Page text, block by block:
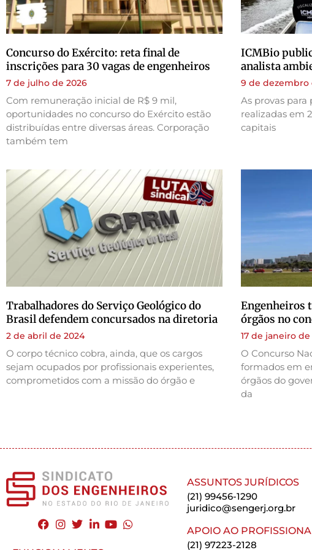
Concurso do Exército: reta final de
inscrições para 30 vagas de engenheiros
7 de julho de 2026
Com remuneração inicial de R$ 9 mil,
oportunidades no concurso do Exército estão
distribuídas entre diversas áreas. Corporação
também tem
ICMBio
analista
9 de dezembro
As provas para
realizadas em
capitais
Trabalhadores do Serviço Geológico do
Brasil defendem concursados na diretoria
2 de abril de 2024
O corpo técnico cobra, ainda, que os cargos
sejam ocupados por profissionais experientes,
comprometidos com a missão do órgão e
Engenheiros
órgãos no
17 de janeiro de
O Concurso
formados em
órgãos do
da
ASSUNTOS JURÍDICOS
(21) 99456-1290
juridico@sengerj.org.br
APOIO AO
(21) 97223-2128